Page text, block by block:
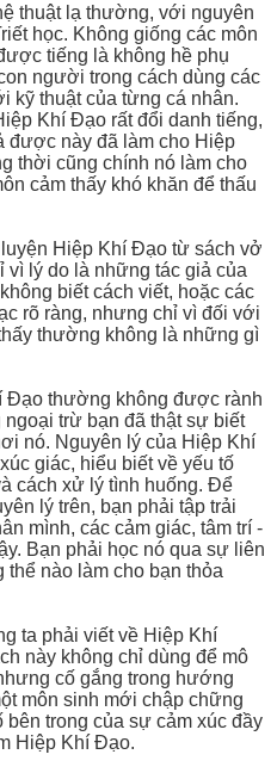
thuật lạ thường, với nguyên
học. Không giống các môn
tiếng là không hề phụ
người trong cách dùng các
kỹ thuật của từng cá nhân.
Khí Đạo rất đổi danh tiếng,
được này đã làm cho Hiệp
thời cũng chính nó làm cho
cảm thấy khó khăn để thấu
Hiệp Khí Đạo từ sách vở
vì lý do là những tác giả của
biết cách viết, hoặc các
rõ ràng, nhưng chỉ vì đối với
thường không là những gì
Đạo thường không được rành
trừ bạn đã thật sự biết
nó. Nguyên lý của Hiệp Khí
giác, hiểu biết về yếu tố
cách xử lý tình huống. Để
lý trên, bạn phải tập trải
mình, các cảm giác, tâm trí -
Bạn phải học nó qua sự liên
thể nào làm cho bạn thỏa
ta phải viết về Hiệp Khí
này không chỉ dùng để mô
cố gắng trong hướng
môn sinh mới chập chững
trong của sự cảm xúc đầy
Hiệp Khí Đạo.